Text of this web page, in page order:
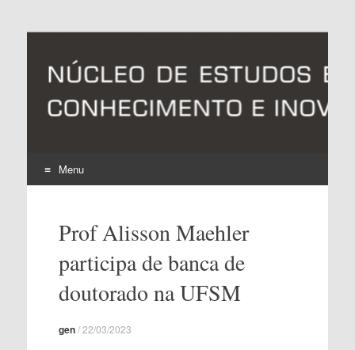
NEECI – Núcleo de
Estudos em Estratégia,
Inovação
Universidade Federal de Pelotas
Menu
Prof Alisson Maehler
participa de banca de
doutorado na UFSM
gen/22/03/2023